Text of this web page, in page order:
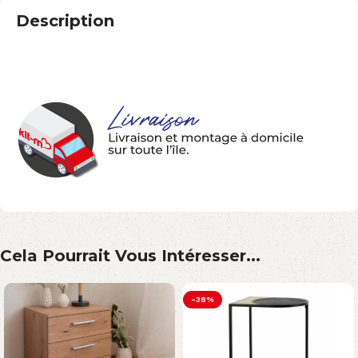
Description
Cela Pourrait Vous Intéresser...
-38%